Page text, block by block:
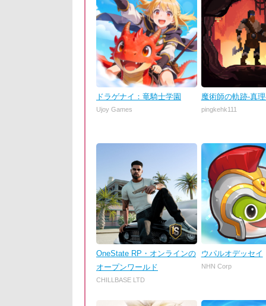
ドラゲナイ：竜騎士学園
Ujoy Games
魔術師の軌跡-真
pingkehk111
OneState RP・オンラインの
オープンワールド
CHILLBASE LTD
ウパルオデッセイ
NHN Corp